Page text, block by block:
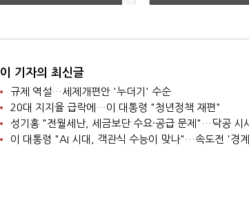
주길"
이 기자의 최신글
규제 역설…세제개편안 '누더기' 수순
20대 지지율 급락에…이 대통령 "청년정책 재편"
성기홍 "전월세난, 세금보단 수요·공급 문제"…닥공 시
이 대통령 "AI 시대, 객관식 수능이 맞나"…속도전 '경